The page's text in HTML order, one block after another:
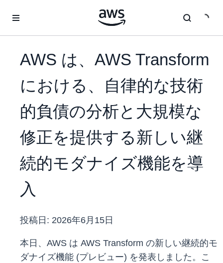
AWS は、AWS Transform
における、自律的な技術
的負債の分析と大規模な
修正を提供する新しい継
続的モダナイズ機能を導
入
投稿日: 2026年6月15日
本日、AWS は AWS Transform の新しい継続的モ
ダナイズ機能 (プレビュー) を発表しました。こ